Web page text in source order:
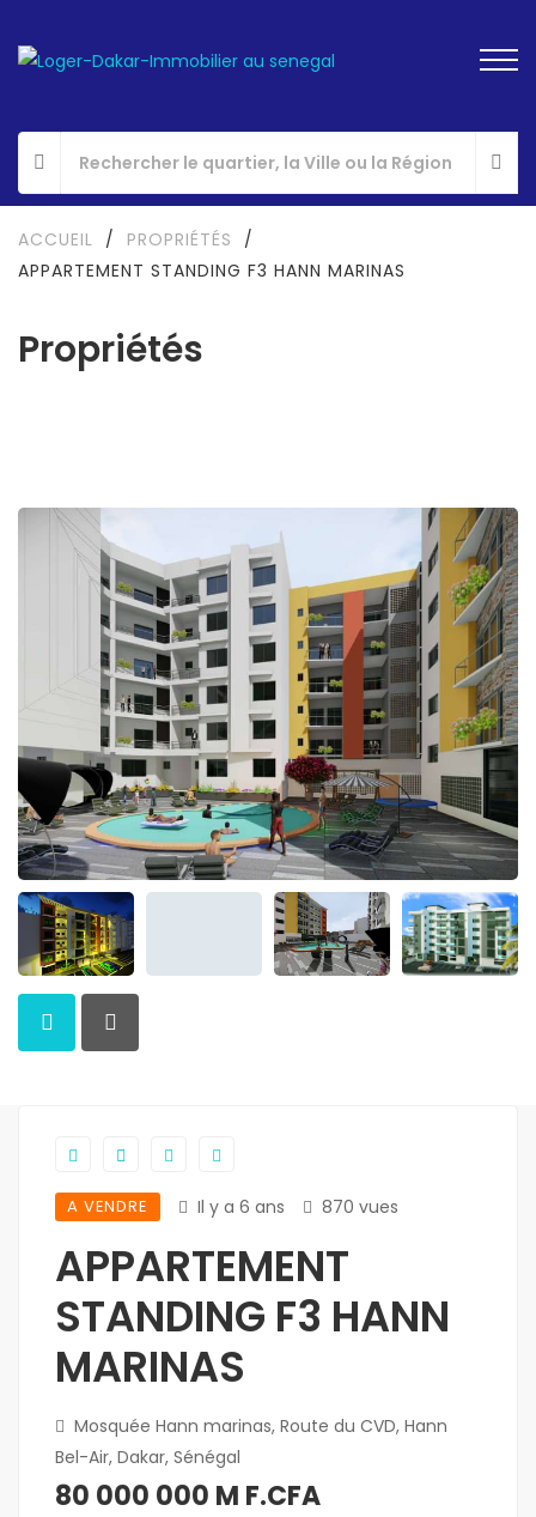
Propriétés
ACCUEIL / PROPRIÉTÉS
/
APPARTEMENT STANDING F3 HANN MARINAS
A VENDRE Il y a 6 ans 870 vues
APPARTEMENT
STANDING F3 HANN
MARINAS
Mosquée Hann marinas, Route du CVD, Hann
Bel-Air, Dakar, Sénégal
80 000 000 M F.CFA